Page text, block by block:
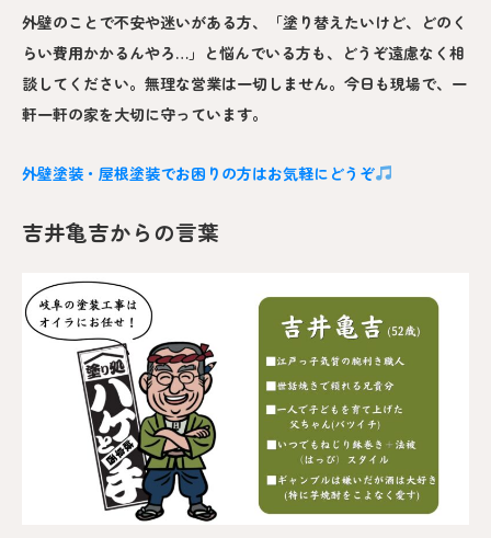
外壁のことで不安や迷いがある方、「塗り替えたいけど、どのく
らい費用かかるんやろ…」と悩んでいる方も、どうぞ遠慮なく相
談してください。無理な営業は一切しません。今日も現場で、一
軒一軒の家を大切に守っています。
外壁塗装・屋根塗装でお困りの方はお気軽にどうぞ
吉井亀吉からの言葉